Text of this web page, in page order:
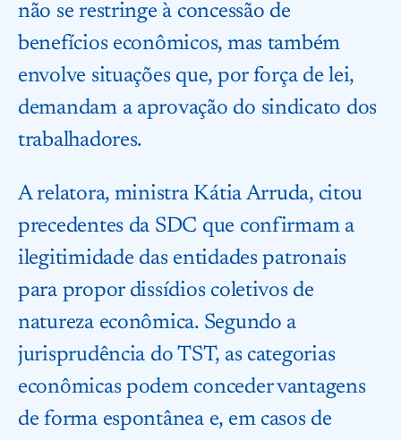
não se restringe à concessão de
benefícios econômicos, mas também
envolve situações que, por força de lei,
demandam a aprovação do sindicato dos
trabalhadores.
A relatora, ministra Kátia Arruda, citou
precedentes da SDC que confirmam a
ilegitimidade das entidades patronais
para propor dissídios coletivos de
natureza econômica. Segundo a
jurisprudência do TST, as categorias
econômicas podem conceder vantagens
de forma espontânea e, em casos de